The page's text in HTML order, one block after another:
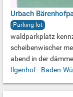
Urbach
Parking lot
waldparkplatz
scheibenwischer
abend in der
Ilgenhof- Baden-